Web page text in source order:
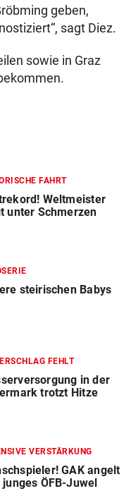
geben,
sagt Diez.
sowie in Graz
FAHRT
Weltmeister
unter Schmerzen
steirischen Babys
FEHLT
in der
trotzt Hitze
VERSTÄRKUNG
GAK angelt
ÖFB-Juwel